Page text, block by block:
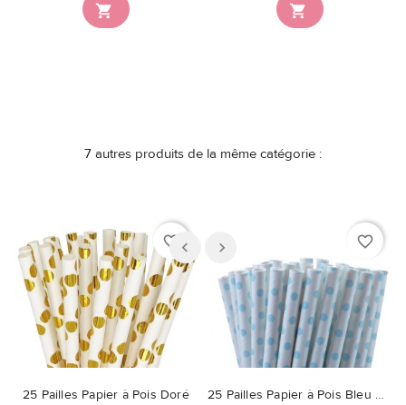
 
7 autres produits de la même catégorie :
favorite_border
25 Pailles Papier à Pois Doré
favorite_border
25 Pailles Papier à Pois Bleu Clair